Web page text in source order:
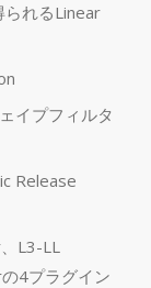
られるLinear
イプフィルタ
Release
L3-LL
4プラグイン